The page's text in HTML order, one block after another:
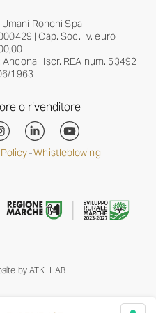
Ronchi Spa
| Cap. Soc. i.v. euro
|
| Iscr. REA num. 53492
1963
o rivenditore
–Whistleblowing
by ATK+LAB